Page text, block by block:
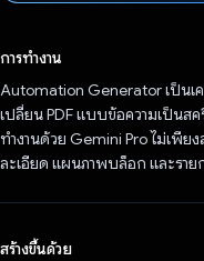
การทำงาน
Automation Generator เป็นเ
เปลี่ยน PDF แบบข้อความเป็นส
ทำงานด้วย Gemini Pro ไม่เพีย
ละเอียด แผนภาพบล็อก และราย
สร้างขึ้นด้วย